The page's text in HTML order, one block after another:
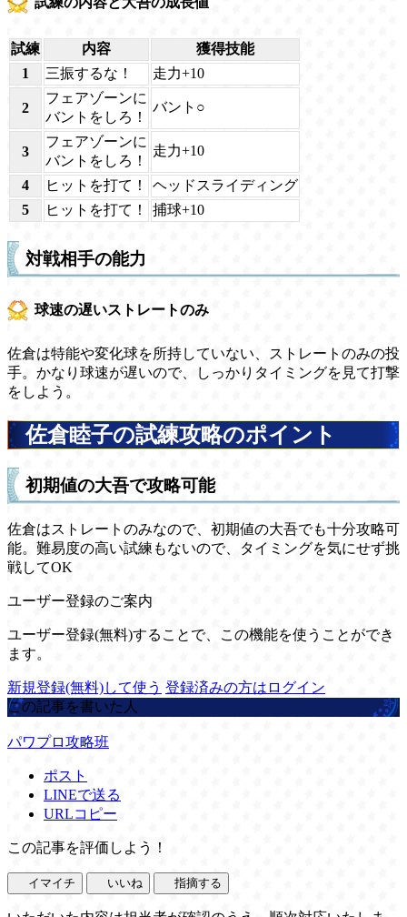
試練 内容
獲得技能
1
三振するな！ 走力+10
2
フェアゾーンに
バントをしろ！
バント○
3
フェアゾーンに
バントをしろ！
走力+10
4 ヒットを打て！
ヘッドスライディング
5
ヒットを打て！ 捕球+10
対戦相手の能力
球速の遅いストレートのみ
佐倉は特能や変化球を所持していない、ストレートのみの投
手。かなり球速が遅いので、しっかりタイミングを見て打撃
をしよう。
佐倉睦子の試練攻略のポイント
初期値の大吾で攻略可能
佐倉はストレートのみなので、初期値の大吾でも十分攻略可
能。難易度の高い試練もないので、タイミングを気にせず挑
戦してOK
ユーザー登録のご案内
ユーザー登録(無料)することで、この機能を使うことができ
ます。
新規登録(無料)して使う 登録済みの方はログイン
この記事を書いた人
パワプロ攻略班
ポスト
LINEで送る
URLコピー
この記事を評価しよう！
イマイチ いいね 指摘する